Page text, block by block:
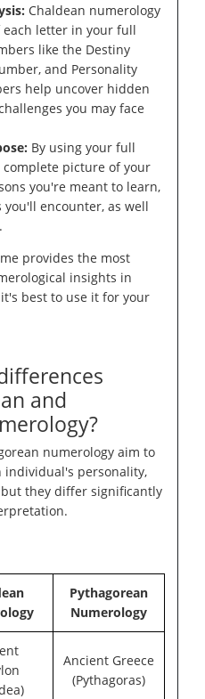
Chaldean numerology
letter in your full
like the Destiny
and Personality
help uncover hidden
you may face
By using your full
complete picture of your
you're meant to learn,
encounter, as well
provides the most
insights in
best to use it for your
and
numerology aim to
individual's personality,
they differ significantly
Pythagorean
Numerology
Ancient Greece
(Pythagoras)